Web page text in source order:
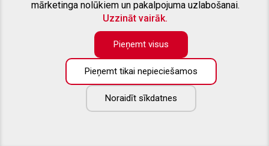
Preču katalogā pieejama tikai daļa no piedāvāto preču apjoma. Ja
nesanāk atrast interesējošo aprīkojumu savam pikapam - droši
zvaniet, vai rakstiet uz e-pastu. Labprāt sniegsim konsultāciju un
izveidosim Jūsu vēlmēm atbilstošu individuālu piedāvājumu.
mārketinga nolūkiem un pakalpojuma uzlabošanai.
Uzzināt vairāk.
Pieņemt visus
Pieņemt tikai nepieciešamos
Noraidīt sīkdatnes